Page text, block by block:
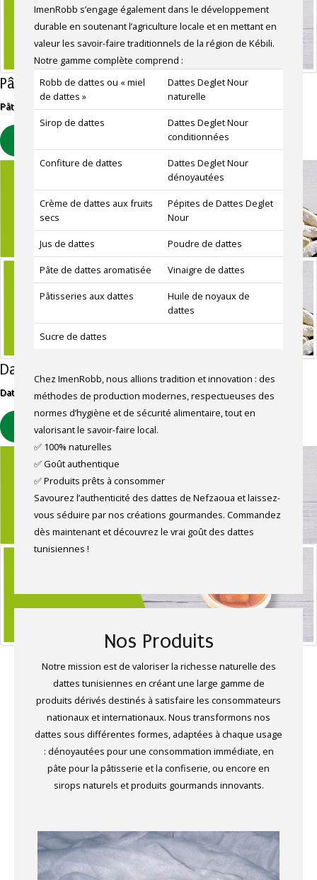
Pâte de dattes
Pâte de dattes extra 100% naturelles.
Dattes dénoyautées
Dattes Deglet Nour dénoyautées, saveur douce et texture fondante
EN SAVOIR PLUS
ImenRobb s’engage également dans le développement
durable en soutenant l’agriculture locale et en mettant en
valeur les savoir-faire traditionnels de la région de Kébili.
Notre gamme complète comprend :
Robb de dattes ou « miel
de dattes »
Dattes Deglet Nour
naturelle
Sirop de dattes
Dattes Deglet Nour
conditionnées
Confiture de dattes
Dattes Deglet Nour
dénoyautées
Crème de dattes aux fruits
secs
Pépites de Dattes Deglet
Nour
Jus de dattes Poudre de dattes
Pâte de dattes aromatisée Vinaigre de dattes
Pâtisseries aux dattes
Huile de noyaux de
dattes
Sucre de dattes
Chez ImenRobb, nous allions tradition et innovation : des
méthodes de production modernes, respectueuses des
normes d’hygiène et de sécurité alimentaire, tout en
valorisant le savoir-faire local.
✅ 100% naturelles
✅ Goût authentique
✅ Produits prêts à consommer
Savourez l’authenticité des dattes de Nefzaoua et laissez-
vous séduire par nos créations gourmandes. Commandez
dès maintenant et découvrez le vrai goût des dattes
tunisiennes !
Nos Produits
Notre mission est de valoriser la richesse naturelle des
dattes tunisiennes en créant une large gamme de
produits dérivés destinés à satisfaire les consommateurs
nationaux et internationaux. Nous transformons nos
dattes sous différentes formes, adaptées à chaque usage
: dénoyautées pour une consommation immédiate, en
pâte pour la pâtisserie et la confiserie, ou encore en
sirops naturels et produits gourmands innovants.